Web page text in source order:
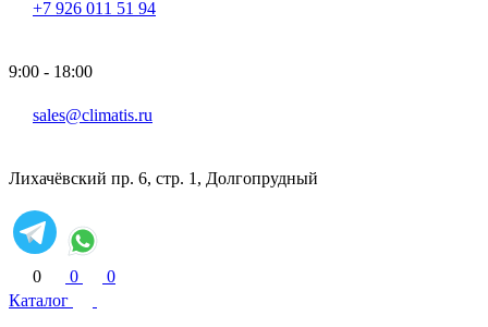
+7 926 011 51 94
9:00 - 18:00
sales@climatis.ru
Лихачёвский пр. 6, стр. 1, Долгопрудный
0 0
0
Каталог